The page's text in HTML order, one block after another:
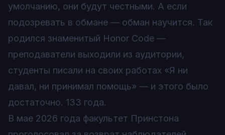
умолчанию, они будут честными. А если
подозревать в обмане — обман научится. Так
родился знаменитый Honor Code —
преподаватели выходили из аудитории,
студенты писали на своих работах «Я ни
давал, ни принимал помощь» — и этого было
достаточно. 133 года.
В мае 2026 года факультет Принстона